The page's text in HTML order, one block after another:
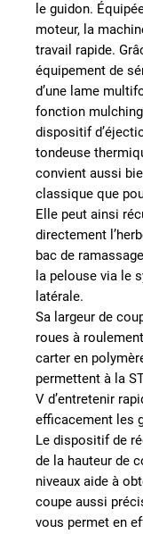
le guidon.
moteur, la
travail rapide.
équipement de
d’une lame
fonction mulching
dispositif
tondeuse
convient aussi
classique que
Elle peut ainsi
directement
bac de
la pelouse via le
latérale.
Sa largeur de
roues à
carter en
permettent à la
V d’entretenir
efficacement les
Le dispositif de
de la hauteur de
niveaux aide à
coupe aussi
vous permet en